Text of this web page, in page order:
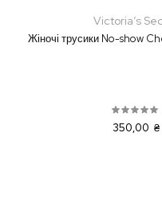
Victoria’s
Жіночі трусики No-show
350,00 ₴